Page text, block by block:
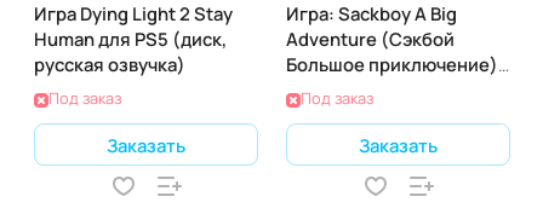
Игра Dying Light 2 Stay
Human для PS5 (диск,
русская озвучка)
Под заказ
Заказать
Игра: Sackboy A Big
Adventure (Сэкбой
Большое приключение)
для PS5 (диск, русская
oзвучка)
Под заказ
Заказать